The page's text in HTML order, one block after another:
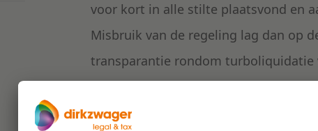
voor kort in alle stilte plaatsvond en
Misbruik van de regeling lag dan op
transparantie rondom turboliquidatie
het leven is geroepen. De bedoeling
als ontbindingswijze te vergroten,